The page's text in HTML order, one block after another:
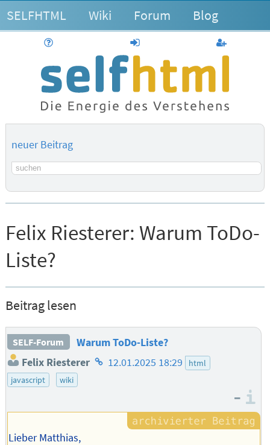
SELFHTML Wiki Forum Blog
anmelden
neuer Beitrag
Suchbegriff
Felix Riesterer: Warum ToDo-
Liste?
Beitrag lesen
SELF-Forum
Warum ToDo-Liste?
Felix Riesterer Homepage
12.01.2025 18:29
html
javascript
wiki
–
Lieber Matthias,